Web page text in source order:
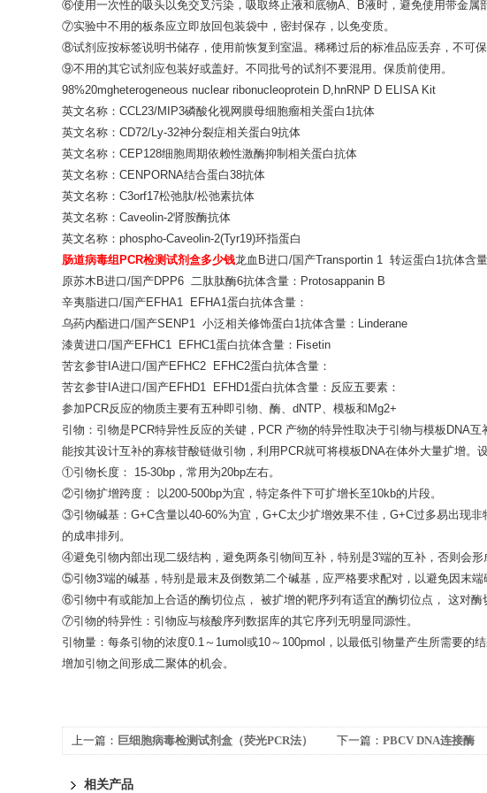
⑥使用一次性的吸头以免交叉污染，吸取终止液和底物A、B液时，避免使用带金属
⑦实验中不用的板条应立即放回包装袋中，密封保存，以免变质。
⑧试剂应按标签说明书储存，使用前恢复到室温。稀稀过后的标准品应丢弃，不可保
⑨不用的其它试剂应包装好或盖好。不同批号的试剂不要混用。保质前使用。
98%20mgheterogeneous nuclear ribonucleoprotein D,hnRNP D ELISA Kit
英文名称：CCL23/MIP3磷酸化视网膜母细胞瘤相关蛋白1抗体
英文名称：CD72/Ly-32神分裂症相关蛋白9抗体
英文名称：CEP128细胞周期依赖性激酶抑制相关蛋白抗体
英文名称：CENPORNA结合蛋白38抗体
英文名称：C3orf17松弛肽/松弛素抗体
英文名称：Caveolin-2肾胺酶抗体
英文名称：phospho-Caveolin-2(Tyr19)环指蛋白
肠道病毒组PCR检测试剂盒多少钱龙血B进口/国产Transportin 1 转运蛋白1抗体含量
原苏木B进口/国产DPP6 二肽肽酶6抗体含量：Protosappanin B
辛夷脂进口/国产EFHA1 EFHA1蛋白抗体含量：
乌药内酯进口/国产SENP1 小泛相关修饰蛋白1抗体含量：Linderane
漆黄进口/国产EFHC1 EFHC1蛋白抗体含量：Fisetin
苦玄参苷IA进口/国产EFHC2 EFHC2蛋白抗体含量：
苦玄参苷IA进口/国产EFHD1 EFHD1蛋白抗体含量：反应五要素：
参加PCR反应的物质主要有五种即引物、酶、dNTP、模板和Mg2+
引物：引物是PCR特异性反应的关键，PCR 产物的特异性取决于引物与模板DNA
能按其设计互补的寡核苷酸链做引物，利用PCR就可将模板DNA在体外大量扩增。
①引物长度： 15-30bp，常用为20bp左右。
②引物扩增跨度： 以200-500bp为宜，特定条件下可扩增长至10kb的片段。
③引物碱基：G+C含量以40-60%为宜，G+C太少扩增效果不佳，G+C过多易出现
的成串排列。
④避免引物内部出现二级结构，避免两条引物间互补，特别是3'端的互补，否则会形
⑤引物3'端的碱基，特别是最末及倒数第二个碱基，应严格要求配对，以避免因末端
⑥引物中有或能加上合适的酶切位点， 被扩增的靶序列有适宜的酶切位点， 这对酶
⑦引物的特异性：引物应与核酸序列数据库的其它序列无明显同源性。
引物量：每条引物的浓度0.1～1umol或10～100pmol，以最低引物量产生所需要的
增加引物之间形成二聚体的机会。
上一篇： 巨细胞病毒检测试剂盒（荧光PCR法）
下一篇： PBCV DNA连接酶
相关产品